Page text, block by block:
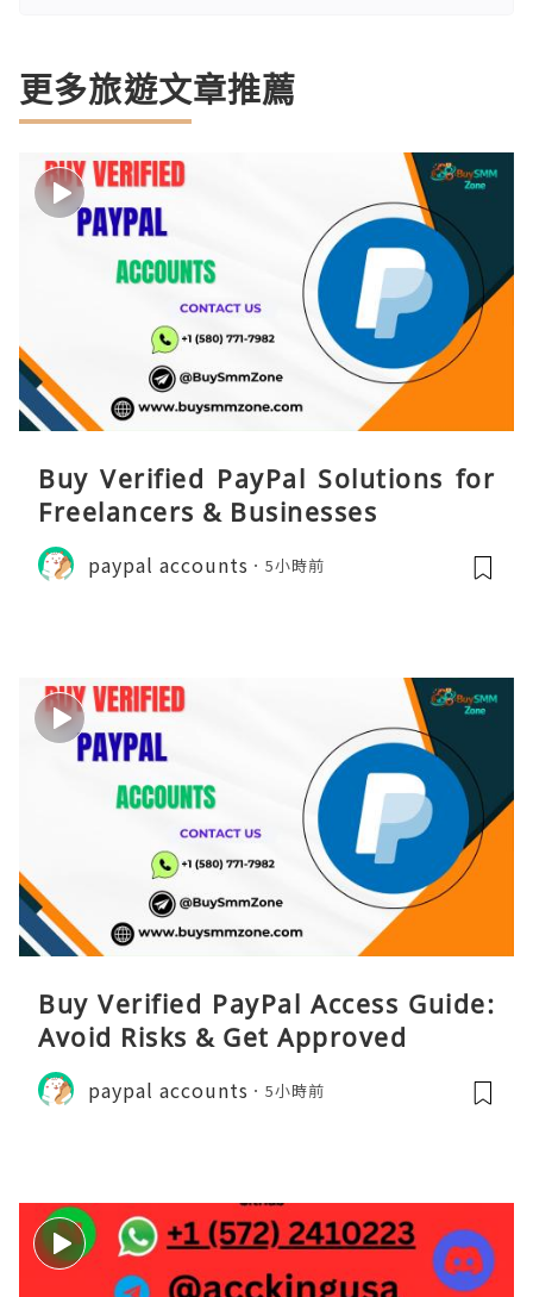
更多旅遊文章推薦
Buy Verified PayPal Solutions for
Freelancers & Businesses
paypal accounts 5小時前
Buy Verified PayPal Access Guide:
Avoid Risks & Get Approved
paypal accounts 5小時前